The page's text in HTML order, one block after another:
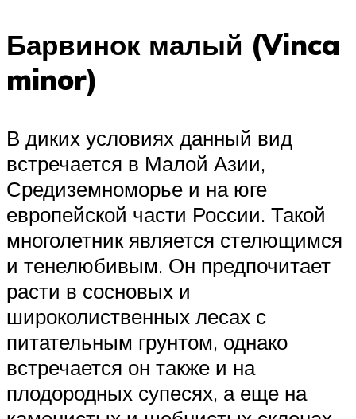
Барвинок малый (Vinca
minor)
В диких условиях данный вид
встречается в Малой Азии,
Средиземноморье и на юге
европейской части России. Такой
многолетник является стелющимся
и тенелюбивым. Он предпочитает
расти в сосновых и
широколиственных лесах с
питательным грунтом, однако
встречается он также и на
плодородных супесях, а еще на